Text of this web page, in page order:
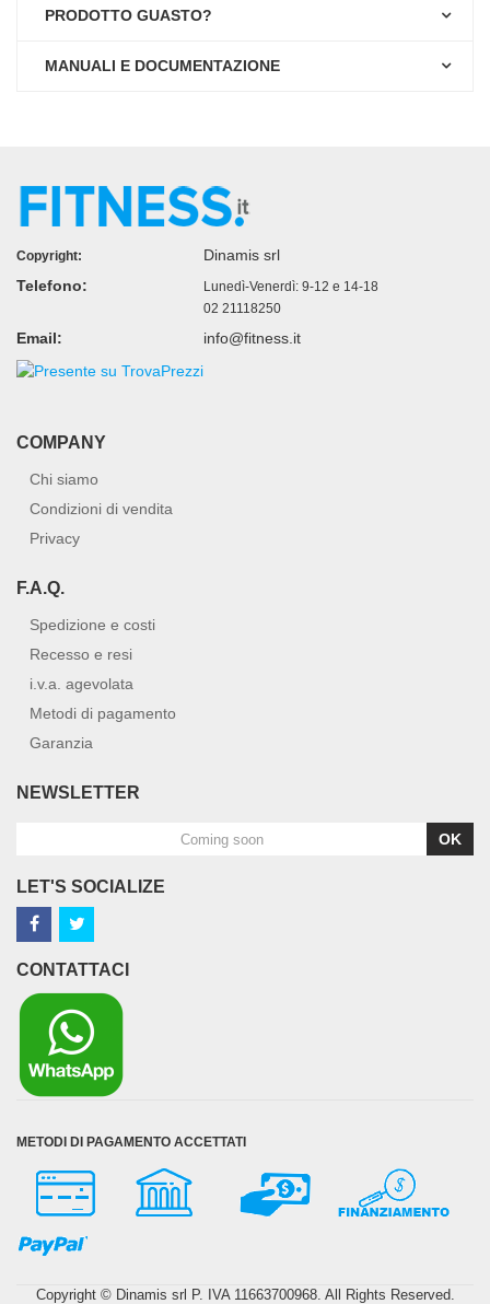
PRODOTTO GUASTO?
MANUALI E DOCUMENTAZIONE
Copyright:
Dinamis srl
Telefono:
Lunedì-Venerdì: 9-12 e 14-18
02 21118250
Email: info@fitness.it
COMPANY
Chi siamo
Condizioni di vendita
Privacy
F.A.Q.
Spedizione e costi
Recesso e resi
i.v.a. agevolata
Metodi di pagamento
Garanzia
NEWSLETTER
OK
LET'S SOCIALIZE
CONTATTACI
METODI DI PAGAMENTO ACCETTATI
Copyright © Dinamis srl P. IVA 11663700968. All Rights Reserved.